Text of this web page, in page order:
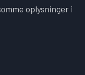
oplysninger i